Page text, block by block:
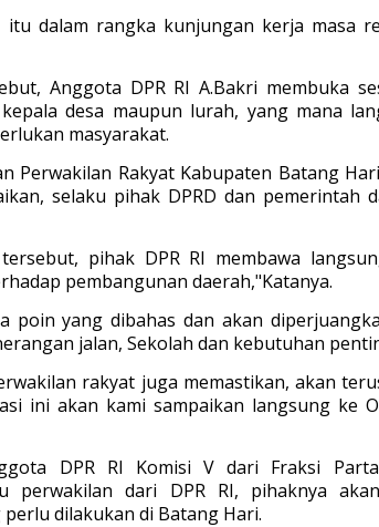
itu dalam rangka kunjungan kerja masa
Anggota DPR RI A.Bakri membuka
desa maupun lurah, yang mana
masyarakat.
Perwakilan Rakyat Kabupaten Batang
selaku pihak DPRD dan pemerintah
pihak DPR RI membawa
pembangunan daerah,"Katanya.
poin yang dibahas dan akan
jalan, Sekolah dan kebutuhan
rakyat juga memastikan, akan
ini akan kami sampaikan langsung ke
DPR RI Komisi V dari Fraksi
perwakilan dari DPR RI, pihaknya
dilakukan di Batang Hari.